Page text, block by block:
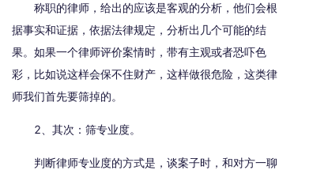
称职的律师，给出的应该是客观的分析，他们会根
据事实和证据，依据法律规定，分析出几个可能的结
果。如果一个律师评价案情时，带有主观或者恐吓色
彩，比如说这样会保不住财产，这样做很危险，这类律
师我们首先要筛掉的。
2、其次：筛专业度。
判断律师专业度的方式是，谈案子时，和对方一聊